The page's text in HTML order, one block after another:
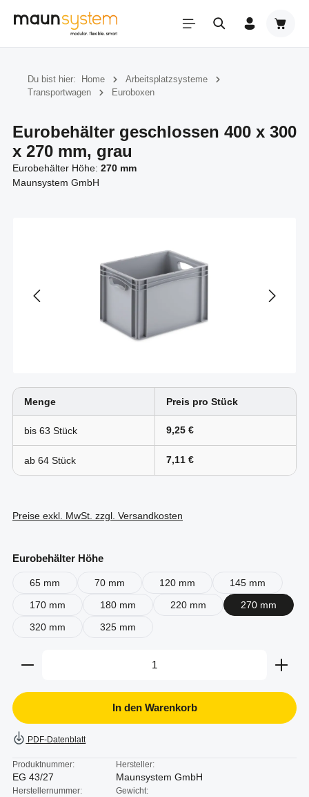
Zum Hauptinhalt springen
Du bist hier: Home
Arbeitsplatzsysteme
Transportwagen
Euroboxen
Eurobehälter geschlossen 400 x 300
x 270 mm, grau
Eurobehälter Höhe: 270 mm
Maunsystem GmbH
Menge Preis pro Stück
bis 63 9,25 €
ab 64 7,11 €
Preise exkl. MwSt. zzgl. Versandkosten
Eurobehälter Höheauswählen
65 mm 70 mm 120 mm
145 mm
170 mm
180 mm 220 mm
270 mm
320 mm
325 mm
Produkt Anzahl: Gib den gewünschten Wert ein
In den Warenkorb
PDF-Datenblatt
Produktnummer:
EG 43/27
Hersteller:
Maunsystem GmbH
Herstellernummer: Gewicht: